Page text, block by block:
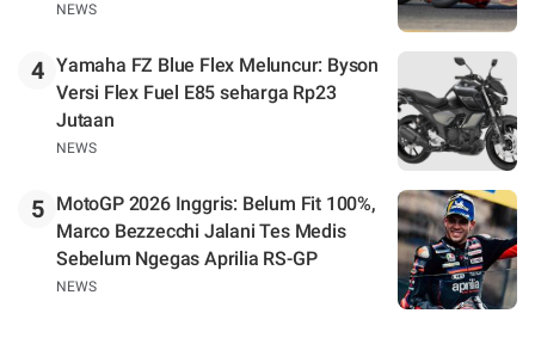
NEWS
4 Yamaha FZ Blue Flex Meluncur: Byson
Versi Flex Fuel E85 seharga Rp23
Jutaan
NEWS
5
MotoGP 2026 Inggris: Belum Fit 100%,
Marco Bezzecchi Jalani Tes Medis
Sebelum Ngegas Aprilia RS-GP
NEWS